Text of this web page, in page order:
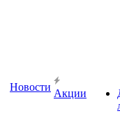
Новости
Акции